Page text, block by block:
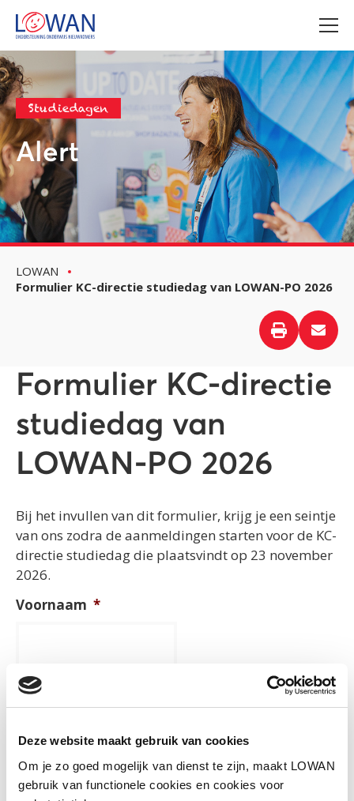
Deze website maakt gebruik van cookies
Om je zo goed mogelijk van dienst te zijn, maakt LOWAN
gebruik van functionele cookies en cookies voor
Studiedagen
Alert
LOWAN
Formulier KC-directie studiedag van LOWAN-PO 2026
Formulier KC-directie
studiedag van
LOWAN-PO 2026
Bij het invullen van dit formulier, krijg je een seintje
van ons zodra de aanmeldingen starten voor de KC-
directie studiedag die plaatsvindt op 23 november
2026.
Voornaam *
Tussenvoegsel